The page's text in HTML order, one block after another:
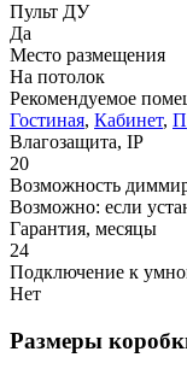
Пульт ДУ
Да
Место размещения
На потолок
Рекомендуемое
Гостиная, Кабинет,
Влагозащита, IP
20
Возможность
Возможно: если
Гарантия, месяцы
24
Подключение к
Нет
Размеры